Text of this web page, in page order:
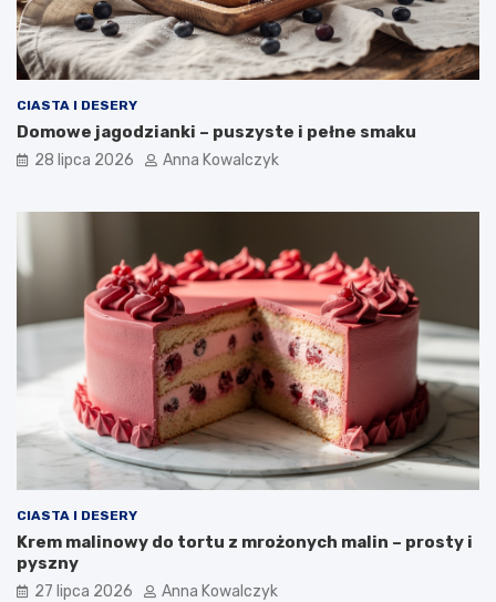
CIASTA I DESERY
Domowe jagodzianki – puszyste i pełne smaku
28 lipca 2026 Anna Kowalczyk
CIASTA I DESERY
Krem malinowy do tortu z mrożonych malin – prosty i
pyszny
27 lipca 2026 Anna Kowalczyk